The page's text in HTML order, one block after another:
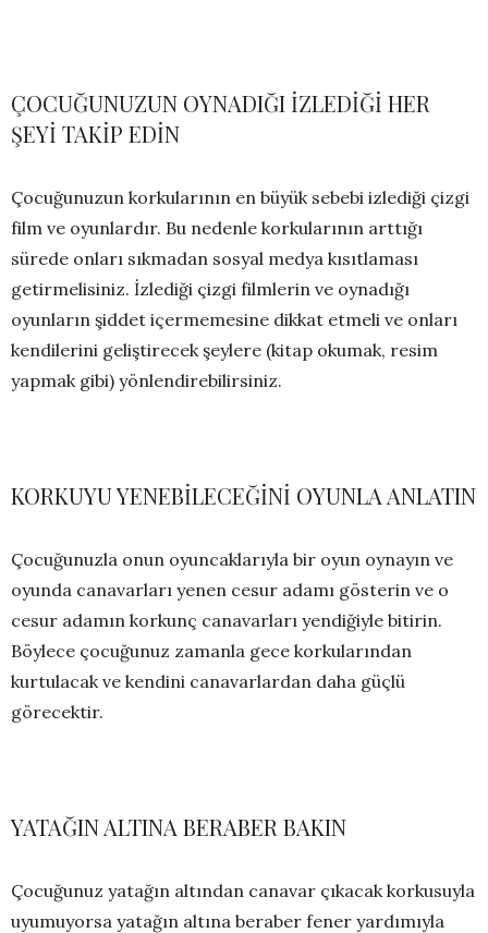
ÇOCUĞUNUZUN OYNADIĞI İZLEDİĞİ HER
ŞEYİ TAKİP EDİN
Çocuğunuzun korkularının en büyük sebebi izlediği çizgi
film ve oyunlardır. Bu nedenle korkularının arttığı
sürede onları sıkmadan sosyal medya kısıtlaması
getirmelisiniz. İzlediği çizgi filmlerin ve oynadığı
oyunların şiddet içermemesine dikkat etmeli ve onları
kendilerini geliştirecek şeylere (kitap okumak, resim
yapmak gibi) yönlendirebilirsiniz.
KORKUYU YENEBİLECEĞİNİ OYUNLA ANLATIN
Çocuğunuzla onun oyuncaklarıyla bir oyun oynayın ve
oyunda canavarları yenen cesur adamı gösterin ve o
cesur adamın korkunç canavarları yendiğiyle bitirin.
Böylece çocuğunuz zamanla gece korkularından
kurtulacak ve kendini canavarlardan daha güçlü
görecektir.
YATAĞIN ALTINA BERABER BAKIN
Çocuğunuz yatağın altından canavar çıkacak korkusuyla
uyumuyorsa yatağın altına beraber fener yardımıyla